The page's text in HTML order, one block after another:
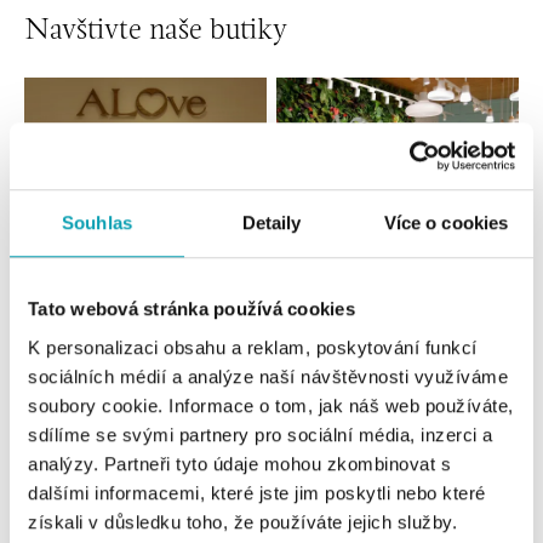
Souhlas Detaily Více o cookies
Tato webová stránka používá cookies
K personalizaci obsahu a reklam, poskytování funkcí
sociálních médií a analýze naší návštěvnosti využíváme
soubory cookie. Informace o tom, jak náš web používáte,
sdílíme se svými partnery pro sociální média, inzerci a
analýzy. Partneři tyto údaje mohou zkombinovat s
dalšími informacemi, které jste jim poskytli nebo které
získali v důsledku toho, že používáte jejich služby.
Navštivte naše butiky
Všechny Česko Slovensko
ALOve OC Nový Smíchov, Praha 5
Plzeňská 8, 150 00 Praha 5 - Anděl
tel.: +420736509250
dnes otevřeno do 21:00